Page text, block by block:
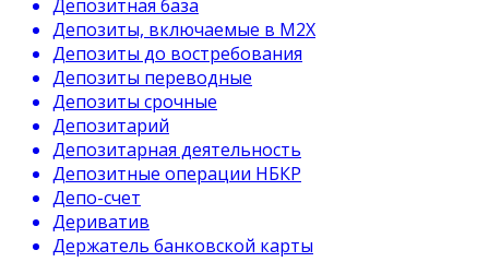
Депозитная база
Депозиты, включаемые в М2Х
Депозиты до востребования
Депозиты переводные
Депозиты срочные
Депозитарий
Депозитарная деятельность
Депозитные операции НБКР
Депо-счет
Дериватив
Держатель банковской карты